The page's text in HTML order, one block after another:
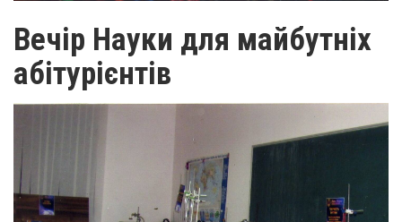
Вечір Науки для майбутніх
абітурієнтів